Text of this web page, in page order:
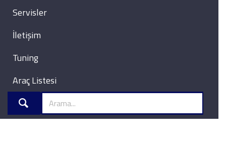
Servisler
İletişim
Tuning
Araç Listesi